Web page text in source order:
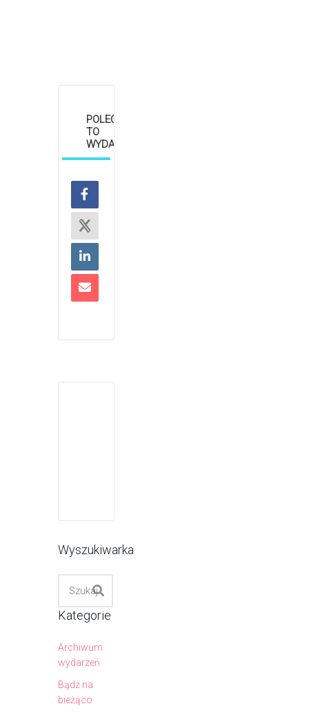
POLEĆ
TO
WYDARZENIE
Wyszukiwarka
Kategorie
Archiwum
wydarzeń
Bądź na
bieżąco